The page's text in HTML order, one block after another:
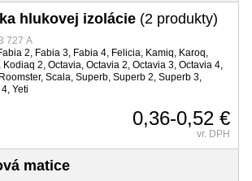
hlukovej izolácie (2 produkty)
727 A
2, Fabia 3, Fabia 4, Felicia, Kamiq, Karoq,
Kodiaq 2, Octavia, Octavia 2, Octavia 3, Octavia 4,
Scala, Superb, Superb 2, Superb 3,
Yeti
0,36-0,52 €
vr. DPH
matice